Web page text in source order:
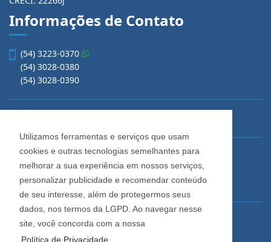
Utilizamos ferramentas e serviços que usam
cookies e outras tecnologias semelhantes para
melhorar a sua experiência em nossos serviços,
personalizar publicidade e recomendar conteúdo
de seu interesse, além de protegermos seus
dados, nos termos da LGPD. Ao navegar nesse
site, você concorda com a nossa
Política de Privacidade.
Informações de Contato
(54) 3223-0370
(54) 3028-0380
(54) 3028-0390
Imobiliária Cadore
Rua Os Dezoito do Forte, 1622, Centro
Caxias do Sul - Rio Grande do Sul
Horário de Atendimento
De segunda a sexta-feira